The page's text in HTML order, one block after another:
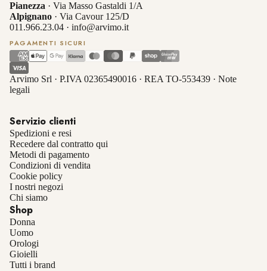
Pianezza · Via Masso Gastaldi 1/A
Alpignano · Via Cavour 125/D
011.966.23.04 · info@arvimo.it
PAGAMENTI SICURI
Arvimo Srl · P.IVA 02365490016 · REA TO-553439 · Note
legali
Servizio clienti
Spedizioni e resi
Recedere dal contratto qui
Metodi di pagamento
Condizioni di vendita
Cookie policy
I nostri negozi
Chi siamo
Shop
Donna
Uomo
Orologi
Gioielli
Tutti i brandInformativa sulla privacy